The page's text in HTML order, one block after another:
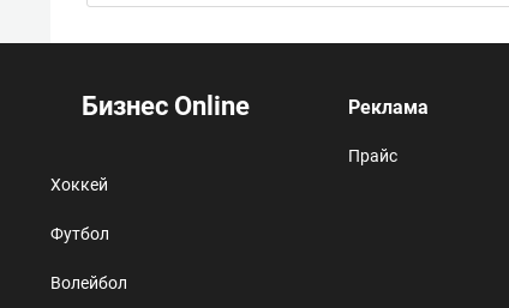
Бизнес Online
Хоккей
Футбол
Волейбол
Реклама
Прайс